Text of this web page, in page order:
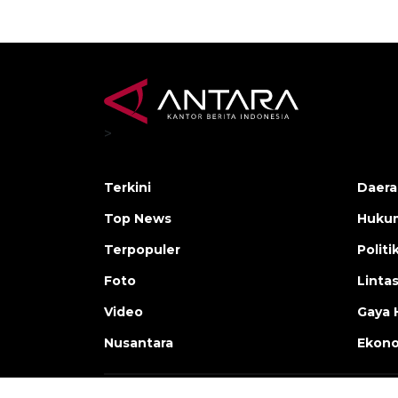
>
Terkini
Top News
Terpopuler
Foto
Video
Nusantara
Gaya